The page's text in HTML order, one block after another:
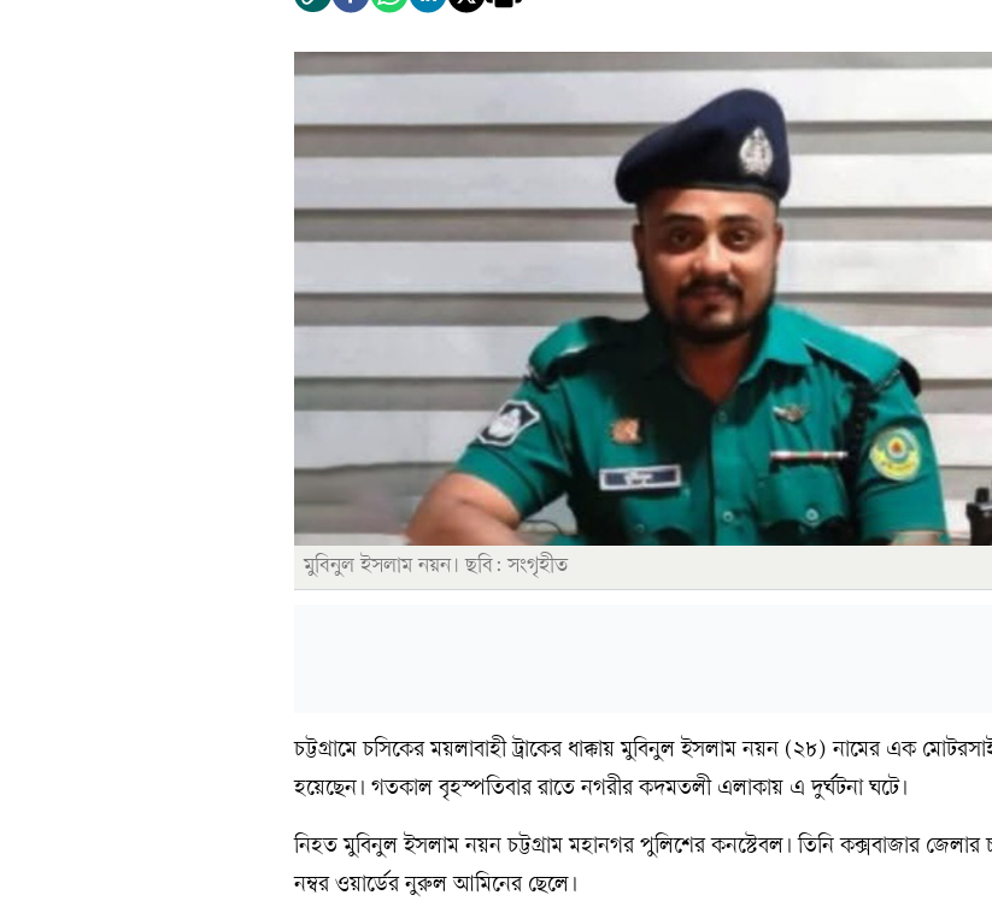
মুবিনুল ইসলাম নয়ন। ছবি: সংগৃহীত
চট্টগ্রামে চসিকের ময়লাবাহী ট্রাকের ধাক্কায় মুবিনুল ইসলাম নয়ন (২৮) নামের এক
হয়েছেন। গতকাল বৃহস্পতিবার রাতে নগরীর কদমতলী এলাকায় এ দুর্ঘটনা ঘটে।
নিহত মুবিনুল ইসলাম নয়ন চট্টগ্রাম মহানগর পুলিশের কনস্টেবল। তিনি কক্সবাজার
নম্বর ওয়ার্ডের নুরুল আমিনের ছেলে।